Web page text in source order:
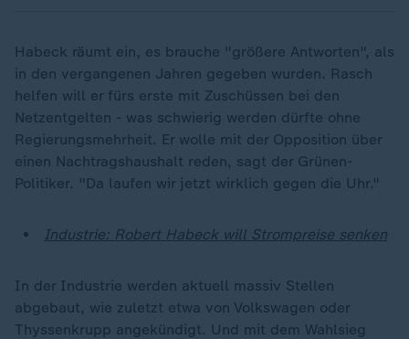
Habeck räumt ein, es brauche "größere Antworten", als
in den vergangenen Jahren gegeben wurden. Rasch
helfen will er fürs erste mit Zuschüssen bei den
Netzentgelten - was schwierig werden dürfte ohne
Regierungsmehrheit. Er wolle mit der Opposition über
einen Nachtragshaushalt reden, sagt der Grünen-
Politiker. "Da laufen wir jetzt wirklich gegen die Uhr."
Industrie: Robert Habeck will Strompreise senken
In der Industrie werden aktuell massiv Stellen
abgebaut, wie zuletzt etwa von Volkswagen oder
Thyssenkrupp angekündigt. Und mit dem Wahlsieg